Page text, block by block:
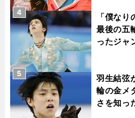
「僕なり
最後の五
ったジャ
4
羽生結弦
輪の金メ
さを知っ
5